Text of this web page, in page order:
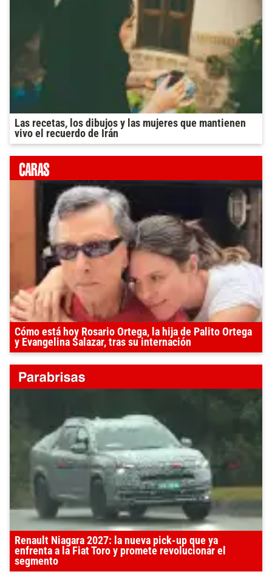
Las recetas, los dibujos y las mujeres que mantienen
vivo el recuerdo de Irán
Cómo está hoy Rosario Ortega, la hija de Palito Ortega
y Evangelina Salazar, tras su internación
Renault Niagara 2027: la nueva pick-up que ya
enfrenta a la Fiat Toro y promete revolucionar el
segmento